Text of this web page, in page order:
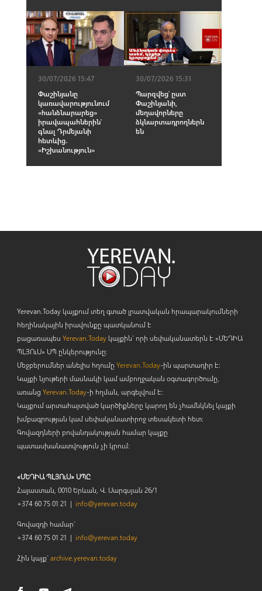
30/07/2026 15:47
Փաշինյանը
կառավարությունում
«հանձնարարեց»
իրավապահներին՝
գնալ Դրմեյանի
հետևից․
«Իշխանություն»
30/07/2026 15:31
Պարզվեց՝ ըստ
Փաշինյանի,
մեղավորները
ձկնարտադրողներն
են
Yerevan.Today կայքում տեղ գտած լրատվական հրապարակումների
հեղինակային իրավունքը պատկանում է
բացառապես Yerevan.Todayկայքին` որի սեփականատերն է «ՄԵԴԻԱ
ՊԼՅՈւՍ» ՍՊ ընկերությունը։
Մեջբերումներ անելիս հղումը Yerevan.Today-ին պարտադիր է:
Կայքի նյութերի մասնակի կամ ամբողջական օգտագործումը,
առանց Yerevan.Today-ի հղման, արգելվում է:
Կայքում արտահայտված կարծիքները կարող են չհամնկնել կայքի
խմբագրության կամ սեփականատիրոջ տեսակետի հետ:
Գովազդների բովանդակության համար կայքը
պատասխանատվություն չի կրում:
«ՄԵԴԻԱ ՊԼՅՈւՍ» ՍՊԸ
Հայաստան, 0010 Երևան, Վ. Սարգսյան 26/1
+374 60 75 01 21 | info@yerevan.today
Գովազդի համար`
+374 60 75 01 21 | info@yerevan.today
Հին կայք`archive.yerevan.today